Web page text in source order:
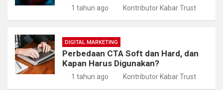
1 tahun ago Kontributor Kabar Trust
DIGITAL MARKETING
Perbedaan CTA Soft dan Hard, dan
Kapan Harus Digunakan?
1 tahun ago Kontributor Kabar Trust